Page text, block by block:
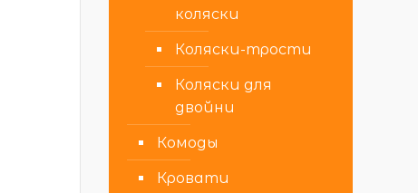
коляски
Коляски-трости
Коляски для
двойни
Комоды
Кровати